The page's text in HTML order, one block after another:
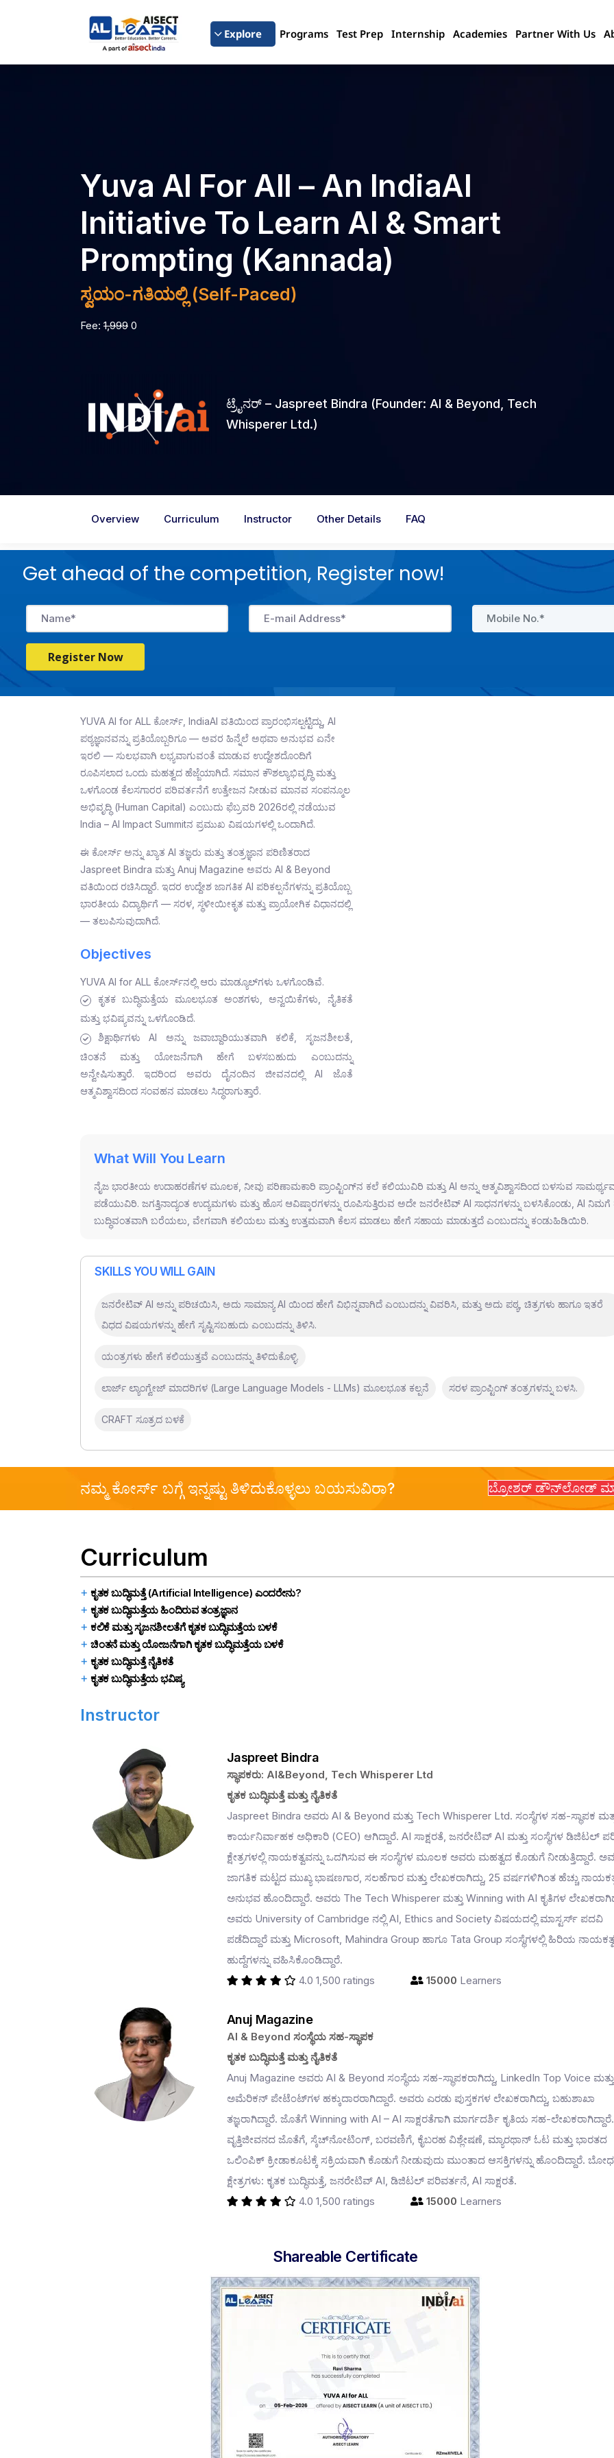
Explore Programs Test Prep Internship Academies Partner With Us
Yuva AI For All – An IndiaAI
Initiative To Learn AI & Smart
Prompting (Kannada)
ಸ್ವಯಂ-ಗತಿಯಲ್ಲಿ (Self-Paced)
Fee: 1,999 0
ಟ್ರೈನರ್ – Jaspreet Bindra (Founder: AI & Beyond, Tech
Whisperer Ltd.)
Overview Curriculum Instructor Other Details FAQ
Get ahead of the competition, Register now!
Register Now
YUVA AI for ALL ಕೋರ್ಸ್, IndiaAI ವತಿಯಿಂದ ಪ್ರಾರಂಭಿಸಲ್ಪಟ್ಟಿದ್ದು, AI
ಪಠ್ಯಜ್ಞಾನವನ್ನು ಪ್ರತಿಯೊಬ್ಬರಿಗೂ — ಅವರ ಹಿನ್ನೆಲೆ ಅಥವಾ ಅನುಭವ ಏನೇ
ಇರಲಿ — ಸುಲಭವಾಗಿ ಲಭ್ಯವಾಗುವಂತೆ ಮಾಡುವ ಉದ್ದೇಶದೊಂದಿಗೆ
ರೂಪಿಸಲಾದ ಒಂದು ಮಹತ್ವದ ಹೆಜ್ಜೆಯಾಗಿದೆ. ಸಮಾನ ಕೌಶಲ್ಯಾಭಿವೃದ್ಧಿ ಮತ್ತು
ಒಳಗೊಂಡ ಕೆಲಸಗಾರರ ಪರಿವರ್ತನೆಗೆ ಉತ್ತೇಜನ ನೀಡುವ ಮಾನವ ಸಂಪನ್ಮೂಲ
ಅಭಿವೃದ್ಧಿ (Human Capital) ಎಂಬುದು ಫೆಬ್ರವರಿ 2026ರಲ್ಲಿ ನಡೆಯುವ
India – AI Impact Summit‌ನ ಪ್ರಮುಖ ವಿಷಯಗಳಲ್ಲಿ ಒಂದಾಗಿದೆ.
ಈ ಕೋರ್ಸ್ ಅನ್ನು ಖ್ಯಾತ AI ತಜ್ಞರು ಮತ್ತು ತಂತ್ರಜ್ಞಾನ ಪರಿಣಿತರಾದ
Jaspreet Bindra ಮತ್ತು Anuj Magazine ಅವರು AI & Beyond
ವತಿಯಿಂದ ರಚಿಸಿದ್ದಾರೆ. ಇದರ ಉದ್ದೇಶ ಜಾಗತಿಕ AI ಪರಿಕಲ್ಪನೆಗಳನ್ನು ಪ್ರತಿಯೊಬ್ಬ
ಭಾರತೀಯ ವಿದ್ಯಾರ್ಥಿಗೆ — ಸರಳ, ಸ್ಥಳೀಯೀಕೃತ ಮತ್ತು ಪ್ರಾಯೋಗಿಕ ವಿಧಾನದಲ್ಲಿ
— ತಲುಪಿಸುವುದಾಗಿದೆ.
Objectives
YUVA AI for ALL ಕೋರ್ಸ್‌ನಲ್ಲಿ ಆರು ಮಾಡ್ಯೂಲ್‌ಗಳು ಒಳಗೊಂಡಿವೆ.
ಕೃತಕ ಬುದ್ಧಿಮತ್ತೆಯ ಮೂಲಭೂತ ಅಂಶಗಳು, ಅನ್ವಯಿಕೆಗಳು, ನೈತಿಕತೆ
ಮತ್ತು ಭವಿಷ್ಯವನ್ನು ಒಳಗೊಂಡಿದೆ.
ಶಿಕ್ಷಾರ್ಥಿಗಳು AI ಅನ್ನು ಜವಾಬ್ದಾರಿಯುತವಾಗಿ ಕಲಿಕೆ, ಸೃಜನಶೀಲತೆ,
ಚಿಂತನೆ ಮತ್ತು ಯೋಜನೆಗಾಗಿ ಹೇಗೆ ಬಳಸಬಹುದು ಎಂಬುದನ್ನು
ಅನ್ವೇಷಿಸುತ್ತಾರೆ. ಇದರಿಂದ ಅವರು ದೈನಂದಿನ ಜೀವನದಲ್ಲಿ AI ಜೊತೆ
ಆತ್ಮವಿಶ್ವಾಸದಿಂದ ಸಂವಹನ ಮಾಡಲು ಸಿದ್ಧರಾಗುತ್ತಾರೆ.
What Will You Learn
ನೈಜ ಭಾರತೀಯ ಉದಾಹರಣೆಗಳ ಮೂಲಕ, ನೀವು ಪರಿಣಾಮಕಾರಿ ಪ್ರಾಂಪ್ಟಿಂಗ್‌ನ ಕಲೆ ಕಲಿಯುವಿರಿ ಮತ್ತು AI ಅನ್ನು ಆತ್ಮವಿಶ್ವಾಸದಿಂದ ಬಳಸುವ
ಪಡೆಯುವಿರಿ. ಜಗತ್ತಿನಾದ್ಯಂತ ಉದ್ಯಮಗಳು ಮತ್ತು ಹೊಸ ಆವಿಷ್ಕಾರಗಳನ್ನು ರೂಪಿಸುತ್ತಿರುವ ಅದೇ ಜನರೇಟಿವ್ AI ಸಾಧನಗಳನ್ನು ಬಳಸಿಕೊಂಡು, AI ನಿಮಗೆ
ಬುದ್ಧಿವಂತವಾಗಿ ಬರೆಯಲು, ವೇಗವಾಗಿ ಕಲಿಯಲು ಮತ್ತು ಉತ್ತಮವಾಗಿ ಕೆಲಸ ಮಾಡಲು ಹೇಗೆ ಸಹಾಯ ಮಾಡುತ್ತದೆ ಎಂಬುದನ್ನು ಕಂಡುಹಿಡಿಯಿರಿ.
SKILLS YOU WILL GAIN
ಜನರೇಟಿವ್ AI ಅನ್ನು ಪರಿಚಯಿಸಿ, ಅದು ಸಾಮಾನ್ಯ AI ಯಿಂದ ಹೇಗೆ ವಿಭಿನ್ನವಾಗಿದೆ ಎಂಬುದನ್ನು ವಿವರಿಸಿ, ಮತ್ತು ಅದು ಪಠ್ಯ, ಚಿತ್ರಗಳು ಹಾಗೂ ಇತರೆ
ವಿಧದ ವಿಷಯಗಳನ್ನು ಹೇಗೆ ಸೃಷ್ಟಿಸಬಹುದು ಎಂಬುದನ್ನು ತಿಳಿಸಿ.
ಯಂತ್ರಗಳು ಹೇಗೆ ಕಲಿಯುತ್ತವೆ ಎಂಬುದನ್ನು ತಿಳಿದುಕೊಳ್ಳಿ.
ಲಾರ್ಜ್ ಲ್ಯಾಂಗ್ವೇಜ್ ಮಾದರಿಗಳ (Large Language Models - LLMs) ಮೂಲಭೂತ ಕಲ್ಪನೆ ಸರಳ ಪ್ರಾಂಪ್ಟಿಂಗ್ ತಂತ್ರಗಳನ್ನು ಬಳಸಿ.
CRAFT ಸೂತ್ರದ ಬಳಕೆ
ನಮ್ಮ ಕೋರ್ಸ್ ಬಗ್ಗೆ ಇನ್ನಷ್ಟು ತಿಳಿದುಕೊಳ್ಳಲು ಬಯಸುವಿರಾ? ಬ್ರೋಶರ್ ಡೌನ್‌ಲೋಡ್
Curriculum
ಕೃತಕ ಬುದ್ಧಿಮತ್ತೆ (Artificial Intelligence) ಎಂದರೇನು?
ಕೃತಕ ಬುದ್ಧಿಮತ್ತೆಯ ಹಿಂದಿರುವ ತಂತ್ರಜ್ಞಾನ
ಕಲಿಕೆ ಮತ್ತು ಸೃಜನಶೀಲತೆಗೆ ಕೃತಕ ಬುದ್ಧಿಮತ್ತೆಯ ಬಳಕೆ
ಚಿಂತನೆ ಮತ್ತು ಯೋಜನೆಗಾಗಿ ಕೃತಕ ಬುದ್ಧಿಮತ್ತೆಯ ಬಳಕೆ
ಕೃತಕ ಬುದ್ಧಿಮತ್ತೆ ನೈತಿಕತೆ
ಕೃತಕ ಬುದ್ಧಿಮತ್ತೆಯ ಭವಿಷ್ಯ
Instructor
Jaspreet Bindra
ಸ್ಥಾಪಕರು: AI&Beyond, Tech Whisperer Ltd
ಕೃತಕ ಬುದ್ಧಿಮತ್ತೆ ಮತ್ತು ನೈತಿಕತೆ
Jaspreet Bindra ಅವರು AI & Beyond ಮತ್ತು Tech Whisperer Ltd. ಸಂಸ್ಥೆಗಳ ಸಹ-ಸ್ಥಾಪಕ
ಕಾರ್ಯನಿರ್ವಾಹಕ ಅಧಿಕಾರಿ (CEO) ಆಗಿದ್ದಾರೆ. AI ಸಾಕ್ಷರತೆ, ಜನರೇಟಿವ್ AI ಮತ್ತು ಸಂಸ್ಥೆಗಳ ಡಿಜಿಟಲ್
ಕ್ಷೇತ್ರಗಳಲ್ಲಿ ನಾಯಕತ್ವವನ್ನು ಒದಗಿಸುವ ಈ ಸಂಸ್ಥೆಗಳ ಮೂಲಕ ಅವರು ಮಹತ್ವದ ಕೊಡುಗೆ ನೀಡುತ್ತಿದ್ದಾರೆ.
ಜಾಗತಿಕ ಮಟ್ಟದ ಮುಖ್ಯ ಭಾಷಣಗಾರ, ಸಲಹೆಗಾರ ಮತ್ತು ಲೇಖಕರಾಗಿದ್ದು, 25 ವರ್ಷಗಳಿಗಿಂತ ಹೆಚ್ಚು
ಅನುಭವ ಹೊಂದಿದ್ದಾರೆ. ಅವರು The Tech Whisperer ಮತ್ತು Winning with AI ಕೃತಿಗಳ
ಅವರು University of Cambridge ನಲ್ಲಿ AI, Ethics and Society ವಿಷಯದಲ್ಲಿ ಮಾಸ್ಟರ್ಸ್ ಪದವಿ
ಪಡೆದಿದ್ದಾರೆ ಮತ್ತು Microsoft, Mahindra Group ಹಾಗೂ Tata Group ಸಂಸ್ಥೆಗಳಲ್ಲಿ ಹಿರಿಯ
ಹುದ್ದೆಗಳನ್ನು ವಹಿಸಿಕೊಂಡಿದ್ದಾರೆ.
4.0 1,500 ratings 15000 Learners
Anuj Magazine
AI & Beyond ಸಂಸ್ಥೆಯ ಸಹ-ಸ್ಥಾಪಕ
ಕೃತಕ ಬುದ್ಧಿಮತ್ತೆ ಮತ್ತು ನೈತಿಕತೆ
Anuj Magazine ಅವರು AI & Beyond ಸಂಸ್ಥೆಯ ಸಹ-ಸ್ಥಾಪಕರಾಗಿದ್ದು, LinkedIn Top Voice
ಅಮೆರಿಕನ್ ಪೇಟೆಂಟ್‌ಗಳ ಹಕ್ಕುದಾರರಾಗಿದ್ದಾರೆ. ಅವರು ಎರಡು ಪುಸ್ತಕಗಳ ಲೇಖಕರಾಗಿದ್ದು, ಬಹುಶಾಖಾ
ತಜ್ಞರಾಗಿದ್ದಾರೆ. ಜೊತೆಗೆ Winning with AI – AI ಸಾಕ್ಷರತೆಗಾಗಿ ಮಾರ್ಗದರ್ಶಿ ಕೃತಿಯ ಸಹ-
ವೃತ್ತಿಜೀವನದ ಜೊತೆಗೆ, ಸ್ಕೆಚ್‌ನೋಟಿಂಗ್, ಬರವಣಿಗೆ, ಕೈಬರಹ ವಿಶ್ಲೇಷಣೆ, ಮ್ಯಾರಥಾನ್ ಓಟ ಮತ್ತು ಭಾರತದ
ಒಲಿಂಪಿಕ್ ಕ್ರೀಡಾಕೂಟಕ್ಕೆ ಸಕ್ರಿಯವಾಗಿ ಕೊಡುಗೆ ನೀಡುವುದು ಮುಂತಾದ ಆಸಕ್ತಿಗಳನ್ನು ಹೊಂದಿದ್ದಾರೆ.
ಕ್ಷೇತ್ರಗಳು: ಕೃತಕ ಬುದ್ಧಿಮತ್ತೆ, ಜನರೇಟಿವ್ AI, ಡಿಜಿಟಲ್ ಪರಿವರ್ತನೆ, AI ಸಾಕ್ಷರತೆ.
4.0 1,500 ratings 15000 Learners
Shareable Certificate